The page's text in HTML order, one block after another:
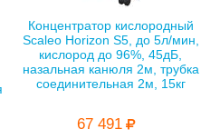
Концентратор кислородный
Scaleo Horizon S5, до 5л/мин,
кислород до 96%, 45дБ,
назальная канюля 2м, трубка
соединительная 2м, 15кг
67 491